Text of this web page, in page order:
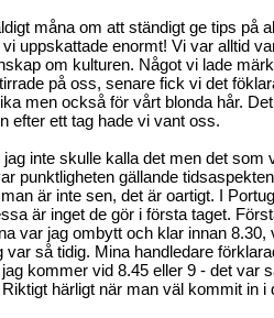
måna om att ständigt ge tips på
vi uppskattade enormt! Vi var alltid
om kulturen. Något vi lade
på oss, senare fick vi det
men också för vårt blonda hår.
efter ett tag hade vi vant oss.
inte skulle kalla det men det som
punktligheten gällande
är inte sen, det är oartigt. I
är inget de gör i första taget.
var jag ombytt och klar innan 8.30,
var så tidig. Mina handledare
kommer vid 8.45 eller 9 - det var
härligt när man väl kommit in i